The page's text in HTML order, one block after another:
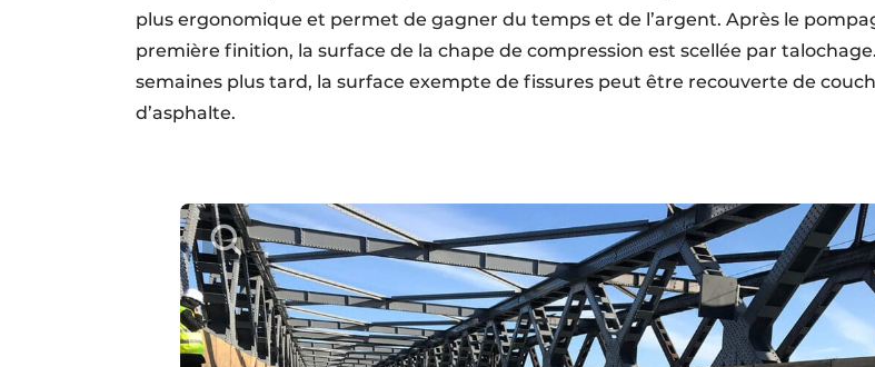
plus ergonomique et permet de gagner du temps et de l’argent. Après le
première finition, la surface de la chape de compression est scellée par
semaines plus tard, la surface exempte de fissures peut être recouverte de
d’asphalte.